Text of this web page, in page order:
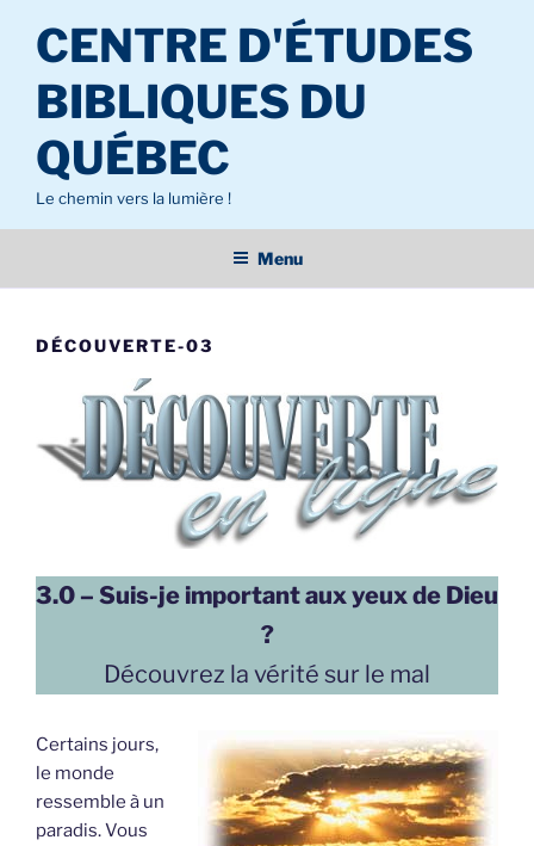
contenu
principal
CENTRE D'ÉTUDES
BIBLIQUES DU
QUÉBEC
Le chemin vers la lumière !
Menu
DÉCOUVERTE-03
3.0 – Suis-je important aux yeux de Dieu
?
Découvrez la vérité sur le mal
Certains jours,
le monde
ressemble à un
paradis. Vous